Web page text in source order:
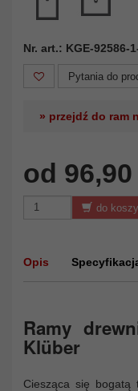
Nr. art.: KGE-92586-
Pytania do
» przejdź do ram
od 96,90
do
Opis
Ramy
Klüber
Ciesząca się bogatą